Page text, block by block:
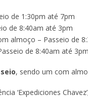
de 1:30pm até 7pm
de 8:40am até 3pm
almoço – Passeio de
de 8:40am até 3pm
, sendo um com
‘Expediciones